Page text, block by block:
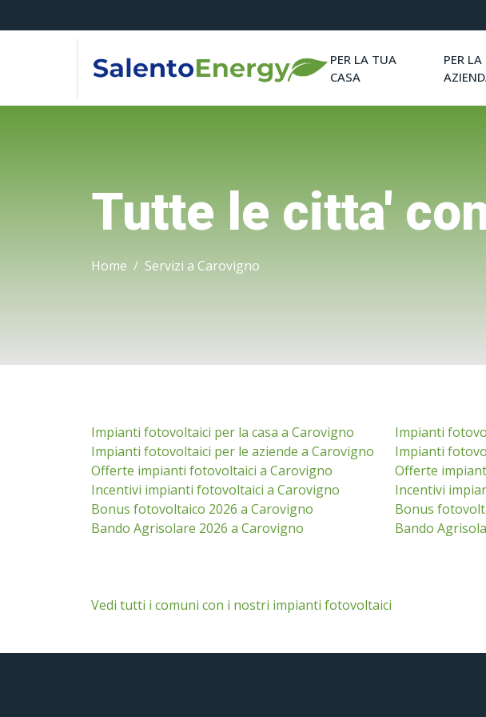
PER LA TUA
CASA
PER
Tutte le citta'
Home Servizi a Carovigno
Impianti fotovoltaici per la casa a Carovigno
Impianti
Impianti fotovoltaici per le aziende a Carovigno
Impianti
Offerte impianti fotovoltaici a Carovigno
Offerte
Incentivi impianti fotovoltaici a Carovigno
Incentivi
Bonus fotovoltaico 2026 a Carovigno
Bonus
Bando Agrisolare 2026 a Carovigno
Bando
Vedi tutti i comuni con i nostri impianti fotovoltaici